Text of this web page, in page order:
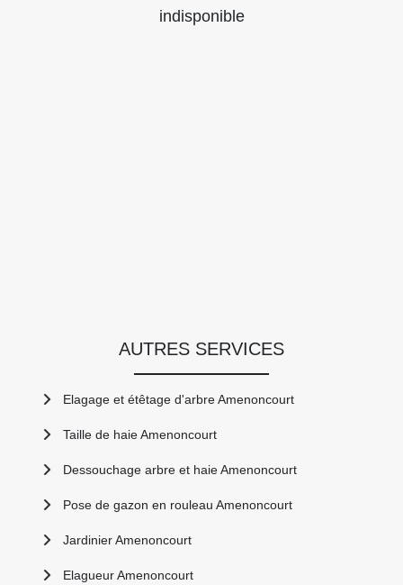
indisponible
AUTRES SERVICES
Elagage et étêtage d'arbre Amenoncourt
Taille de haie Amenoncourt
Dessouchage arbre et haie Amenoncourt
Pose de gazon en rouleau Amenoncourt
Jardinier Amenoncourt
Elagueur Amenoncourt